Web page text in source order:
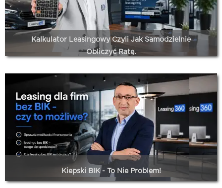
Leasing360.pl może pomóc nie przepłacić.
Czytaj dalej...
Kalkulator Leasingowy Czyli Jak Samodzielnie
Obliczyć Ratę.
Samodzielne obliczenie raty leasingowej wymaga znajomości 7
kluczowych parametrów: ceny netto, wpłaty własnej, okresu,
wykupu, typu napędu, formy leasingu oraz oprocentowania.
Ukryte koszty mogą podnieść całkowity koszt finansowania
nawet o 5 000–12 000 zł, a limity podatkowe 2026 (100 000
zł dla aut spalinowych, 150 000 zł dla hybryd PHEV, 225 000
zł dla elektryków) bezpośrednio wpływają na realną wysokość
kosztów uzyskania przychodu. Kalkulator leasingowy
Leasing360.pl uwzględnia typ napędu i pozwala od razu
zobaczyć wpływ limitów na ratę.
Czytaj dalej...
Kiepski BIK - To Nie Problem!